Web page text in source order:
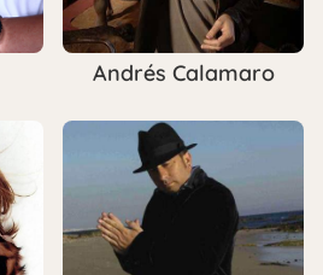
Andrés Calamaro